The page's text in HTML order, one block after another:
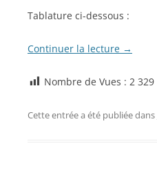
Tablature ci-dessous :
Continuer la lecture →
Nombre de Vues : 2 329
Cette entrée a été publiée dans